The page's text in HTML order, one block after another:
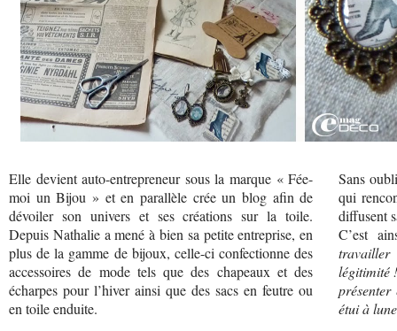
Elle devient auto-entrepreneur sous la marque « Fée-
moi un Bijou » et en parallèle crée un blog afin de
dévoiler son univers et ses créations sur la toile.
Depuis Nathalie a mené à bien sa petite entreprise, en
plus de la gamme de bijoux, celle-ci confectionne des
accessoires de mode tels que des chapeaux et des
écharpes pour l’hiver ainsi que des sacs en feutre ou
en toile enduite.
Sans
qui
diffusent
C’est
légitimité
étui à